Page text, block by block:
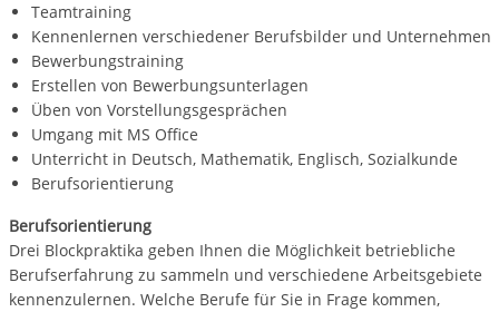
Teamtraining
Kennenlernen verschiedener Berufsbilder und Unternehmen
Bewerbungstraining
Erstellen von Bewerbungsunterlagen
Üben von Vorstellungsgesprächen
Umgang mit MS Office
Unterricht in Deutsch, Mathematik, Englisch, Sozialkunde
Berufsorientierung
Berufsorientierung
Drei Blockpraktika geben Ihnen die Möglichkeit betriebliche
Berufserfahrung zu sammeln und verschiedene Arbeitsgebiete
kennenzulernen. Welche Berufe für Sie in Frage kommen,